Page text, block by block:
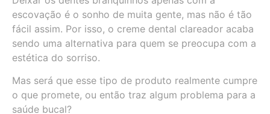
escovação é o sonho de muita gente, mas não é tão
fácil assim. Por isso, o creme dental clareador acaba
sendo uma alternativa para quem se preocupa com a
estética do sorriso.
Mas será que esse tipo de produto realmente cumpre
o que promete, ou então traz algum problema para a
saúde bucal?